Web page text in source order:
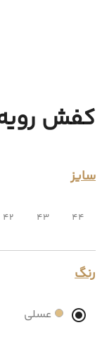
کفش
سایز
44
43
42
رنگ
عسلی